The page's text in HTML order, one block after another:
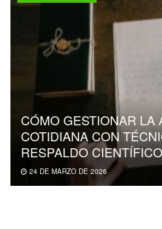
CÓMO GESTIONAR LA
COTIDIANA CON
RESPALDO CIENTÍFICO
24 DE MARZO DE 2026